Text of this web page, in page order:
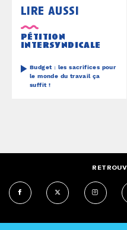
lire aussi
pétition
intersyndicale
Budget : les sacrifices pour
le monde du travail ça
suffit !